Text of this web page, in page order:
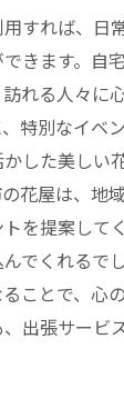
すれば、日
きます。自
れる人々に
特別なイベ
した美しい
花屋は、地
を提案して
でくれるで
ことで、心
出張サービ